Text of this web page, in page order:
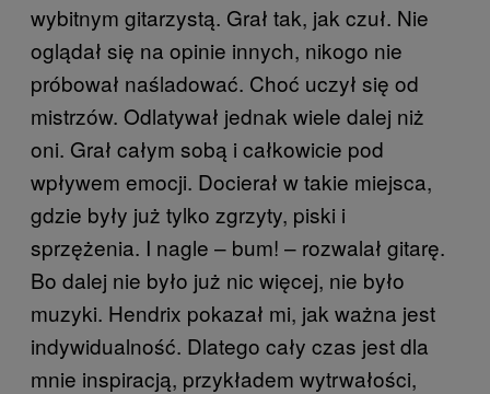
wybitnym gitarzystą. Grał tak, jak czuł. Nie
oglądał się na opinie innych, nikogo nie
próbował naśladować. Choć uczył się od
mistrzów. Odlatywał jednak wiele dalej niż
oni. Grał całym sobą i całkowicie pod
wpływem emocji. Docierał w takie miejsca,
gdzie były już tylko zgrzyty, piski i
sprzężenia. I nagle – bum! – rozwalał gitarę.
Bo dalej nie było już nic więcej, nie było
muzyki. Hendrix pokazał mi, jak ważna jest
indywidualność. Dlatego cały czas jest dla
mnie inspiracją, przykładem wytrwałości,